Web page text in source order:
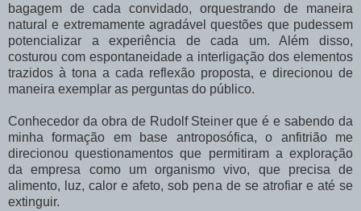
bagagem de cada convidado, orquestrando de maneira
natural e extremamente agradável questões que pudessem
potencializar a experiência de cada um. Além disso,
costurou com espontaneidade a interligação dos elementos
trazidos à tona a cada reflexão proposta, e direcionou de
maneira exemplar as perguntas do público.
Conhecedor da obra de Rudolf Steiner que é e sabendo da
minha formação em base antroposófica, o anfitrião me
direcionou questionamentos que permitiram a exploração
da empresa como um organismo vivo, que precisa de
alimento, luz, calor e afeto, sob pena de se atrofiar e até se
extinguir.